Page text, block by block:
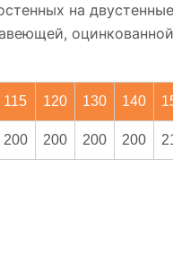
на
115 120 130 140
200 200 200 200